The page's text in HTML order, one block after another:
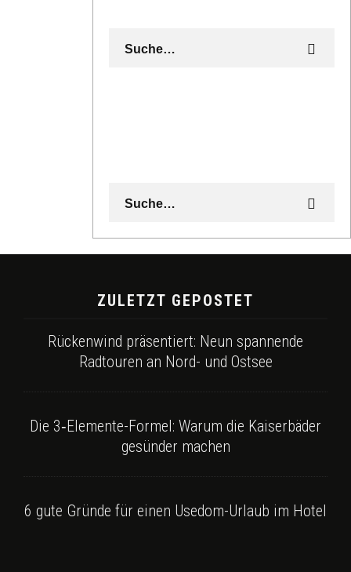
ZULETZT GEPOSTET
Rückenwind präsentiert: Neun spannende
Radtouren an Nord- und Ostsee
Die 3‑Elemente-Formel: Warum die Kaiserbäder
gesünder machen
6 gute Gründe für einen Usedom-Urlaub im Hotel